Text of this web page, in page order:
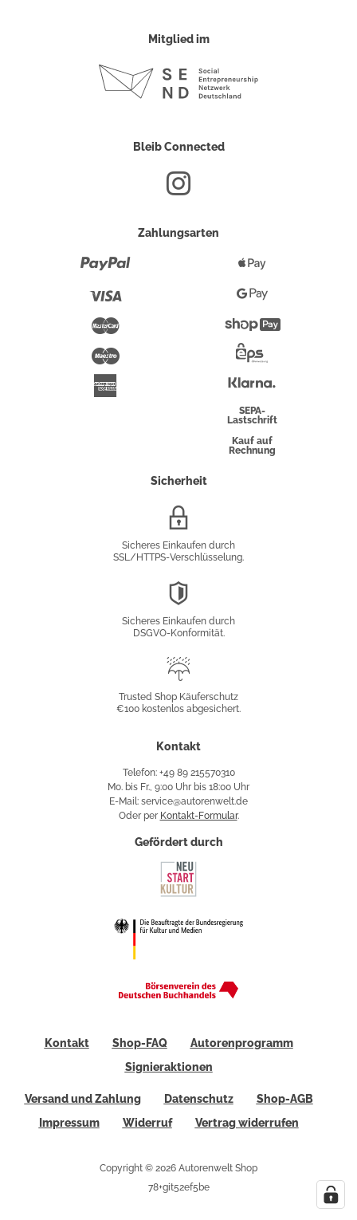
Mitglied im
Bleib Connected
Zahlungsarten
Maestro
Pay
Google
Pay
Überweisung
SEPA-
Lastschrift
Kauf auf
Rechnung
Sicherheit
Sicheres Einkaufen durch
SSL/HTTPS-Verschlüsselung.
Sicheres Einkaufen durch
DSGVO-Konformität.
Käuferschutz
Trusted Shop Käuferschutz
€100 kostenlos abgesichert.
Kontakt
Telefon: +49 89 215570310
Mo. bis Fr., 9:00 Uhr bis 18:00 Uhr
E-Mail: service@autorenwelt.de
Oder per Kontakt-Formular.
Gefördert durch
Kontakt Shop-FAQ
Autorenprogramm
Signieraktionen
Versand und Zahlung Datenschutz
Shop-AGB
Impressum
Widerruf Vertrag widerrufen
Copyright © 2026 Autorenwelt Shop
78+git52ef5be